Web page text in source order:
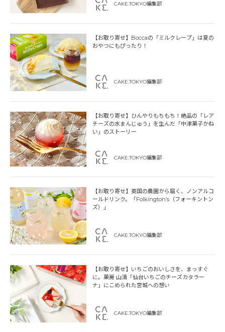
CAKE.TOKYO編集部
【お取り寄せ】Boccaの「ミルクレープ」は夏の
おやつにもぴったり！
CAKE.TOKYO編集部
【お取り寄せ】ひんやりもちもち！絶品の「レア
チーズの水まんじゅう」を生んだ「中津菓子かね
い」のストーリー
CAKE.TOKYO編集部
【お取り寄せ】英国の農園から届く、ノンアルコ
ールドリンク。「Folkington’s（フォーキントン
ズ）」
CAKE.TOKYO編集部
【お取り寄せ】いちごのおいしさを、まっすぐ
に。菓房 山清「仙台いちごのチーズカタラー
ナ」にこめられた宮城への想い
CAKE.TOKYO編集部